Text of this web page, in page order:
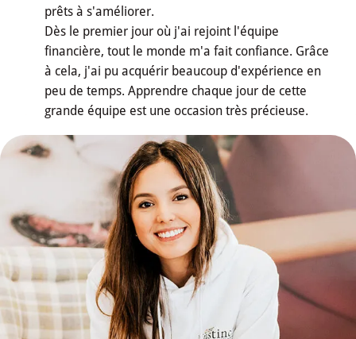
prêts à s'améliorer.
Dès le premier jour où j'ai rejoint l'équipe
financière, tout le monde m'a fait confiance. Grâce
à cela, j'ai pu acquérir beaucoup d'expérience en
peu de temps. Apprendre chaque jour de cette
grande équipe est une occasion très précieuse.